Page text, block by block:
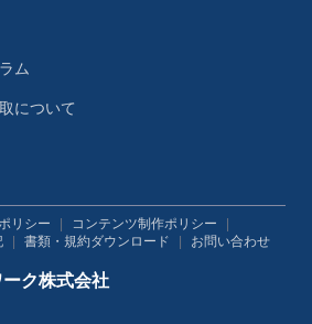
ム
について
リシー コンテンツ制作ポリシー
書類・規約ダウンロード お問い合わせ
ク株式会社